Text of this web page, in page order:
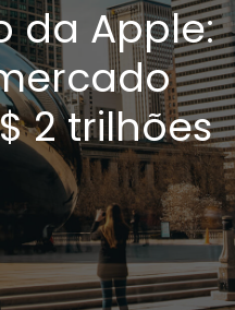
da Apple:
2 trilhões